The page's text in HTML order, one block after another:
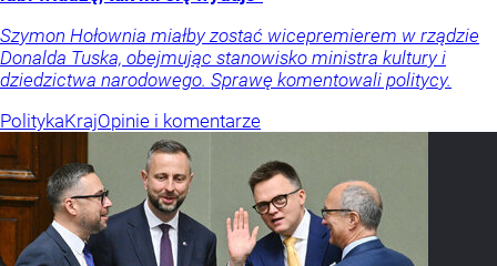
Szymon Hołownia miałby zostać wicepremierem w rządzie
Donalda Tuska, obejmując stanowisko ministra kultury i
dziedzictwa narodowego. Sprawę komentowali politycy.
PolitykaKrajOpinie i komentarze